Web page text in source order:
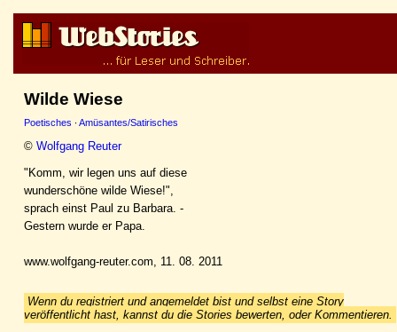
Wilde Wiese
Poetisches · Amüsantes/Satirisches
© Wolfgang Reuter
"Komm, wir legen uns auf diese
wunderschöne wilde Wiese!",
sprach einst Paul zu Barbara. -
Gestern wurde er Papa.
www.wolfgang-reuter.com, 11. 08. 2011
Wenn du registriert und angemeldet bist und selbst eine Story
veröffentlicht hast, kannst du die Stories bewerten, oder Kommentieren.